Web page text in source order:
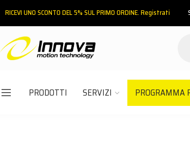
RICEVI UNO SCONTO DEL 5% SUL PRIMO ORDINE. Registrati
PRODOTTI SERVIZI PROGRAMMA